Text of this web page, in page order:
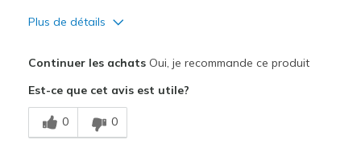
Plus de détails
Breathe Well
Comfortable
Continuer les achatsOui, je recommande ce produit
Est-ce que cet avis est utile?
0 0